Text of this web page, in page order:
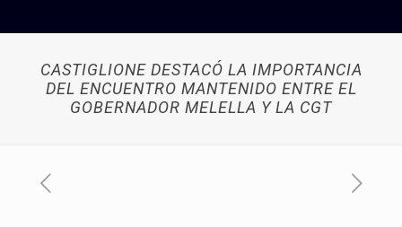
CASTIGLIONE DESTACÓ LA IMPORTANCIA
DEL ENCUENTRO MANTENIDO ENTRE EL
GOBERNADOR MELELLA Y LA CGT